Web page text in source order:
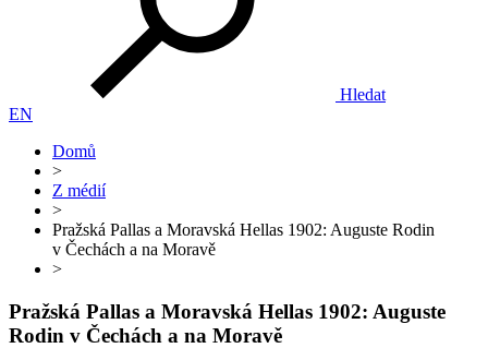
Hledat
EN
Domů
>
Z médií
>
Pražská Pallas a Moravská Hellas 1902: Auguste Rodin
v Čechách a na Moravě
>
Pražská Pallas a Moravská Hellas 1902: Auguste
Rodin v Čechách a na Moravě